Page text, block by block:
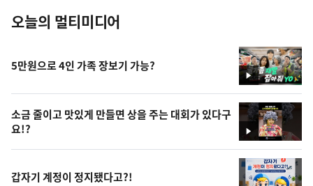
오늘의 멀티미디어
영
상
5만원으로 4인 가족 장보기 가능?
영
상
소금 줄이고 맛있게 만들면 상을 주는 대회가 있다구
요!?
갑자기 계정이 정지됐다고?!